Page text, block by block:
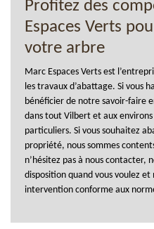
Profitez des
Espaces Verts
votre arbre
Marc Espaces Verts est
les travaux d’abattage. Si vous
bénéficier de notre savoir-faire
dans tout Vilbert et aux
particuliers. Si vous souhaitez
propriété, nous sommes
n’hésitez pas à nous contacter,
disposition quand vous voulez et
intervention conforme aux